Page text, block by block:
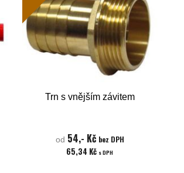
Trn s vnějším závitem
od 54,- Kč bez DPH
65,34 Kč s DPH